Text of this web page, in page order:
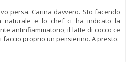
persa. Carina davvero. Sto facendo
naturale e lo chef ci ha indicato la
antinfiammatorio, il latte di cocco ce
faccio proprio un pensierino. A presto.